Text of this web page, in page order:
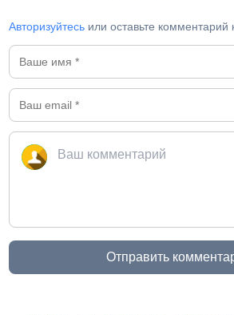
Авторизуйтесь или оставьте комментарий
Отправить